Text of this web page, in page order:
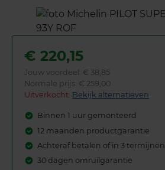
€ 220,15
Jouw voordeel: € 38,85
Normale prijs: € 259,00
Uitverkocht: Bekijk alternatieven
Binnen 1 uur gemonteerd
12 maanden productgarantie
Achteraf betalen of in 3 termijnen
30 dagen omruilgarantie